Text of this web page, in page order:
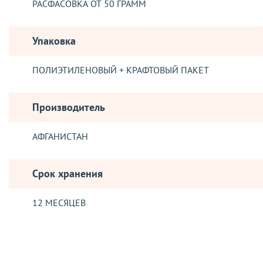
РАСФАСОВКА ОТ 50 ГРАММ
Упаковка
ПОЛИЭТИЛЕНОВЫЙ + КРАФТОВЫЙ ПАКЕТ
Производитель
АФГАНИСТАН
Срок хранения
12 МЕСЯЦЕВ
Изюм темный импортируется в нашу страну из